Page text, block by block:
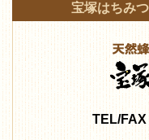
宝塚はちみ
TEL/FAX